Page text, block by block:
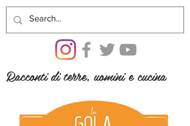
Racconti di terre, uomini e cucina